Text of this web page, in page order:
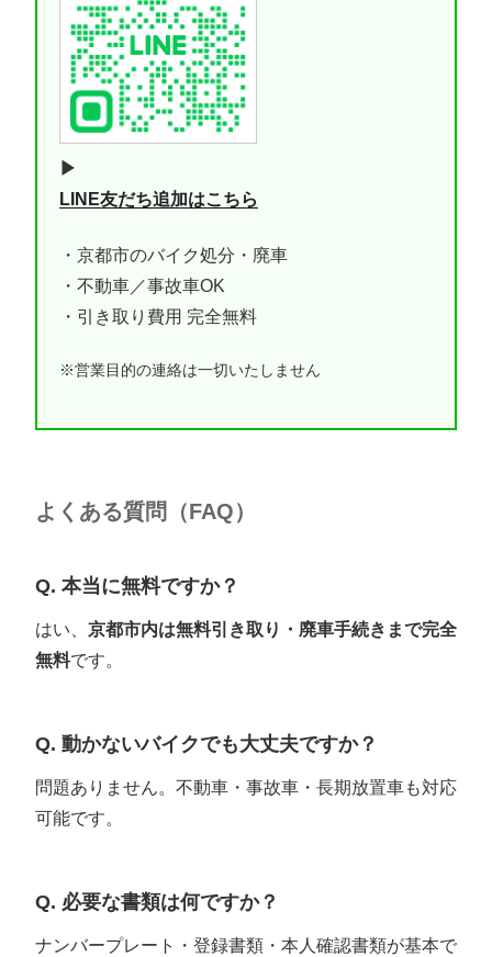
▶
LINE友だち追加はこちら
・京都市のバイク処分・廃車
・不動車／事故車OK
・引き取り費用 完全無料
※営業目的の連絡は一切いたしません
よくある質問（FAQ）
Q. 本当に無料ですか？
はい、 京都市内は無料引き取り・廃車手続きまで完全
無料です。
Q. 動かないバイクでも大丈夫ですか？
問題ありません。不動車・事故車・長期放置車も対応
可能です。
Q. 必要な書類は何ですか？
ナンバープレート・登録書類・本人確認書類が基本で